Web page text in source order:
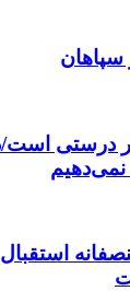
سپاهان
درستی است/